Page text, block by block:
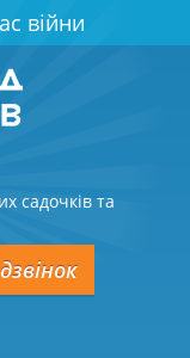
війни
садочків та